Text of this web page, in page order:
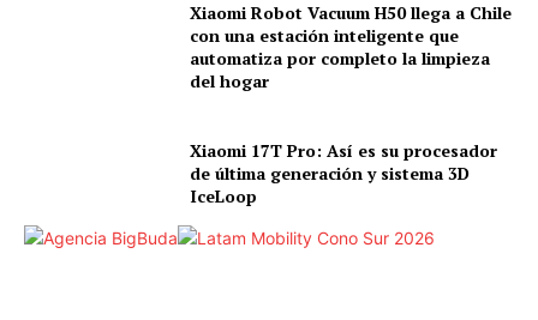
Xiaomi Robot Vacuum H50 llega a Chile
con una estación inteligente que
automatiza por completo la limpieza
del hogar
Xiaomi 17T Pro: Así es su procesador
de última generación y sistema 3D
IceLoop